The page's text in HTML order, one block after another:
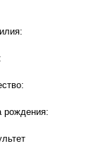
рождения: